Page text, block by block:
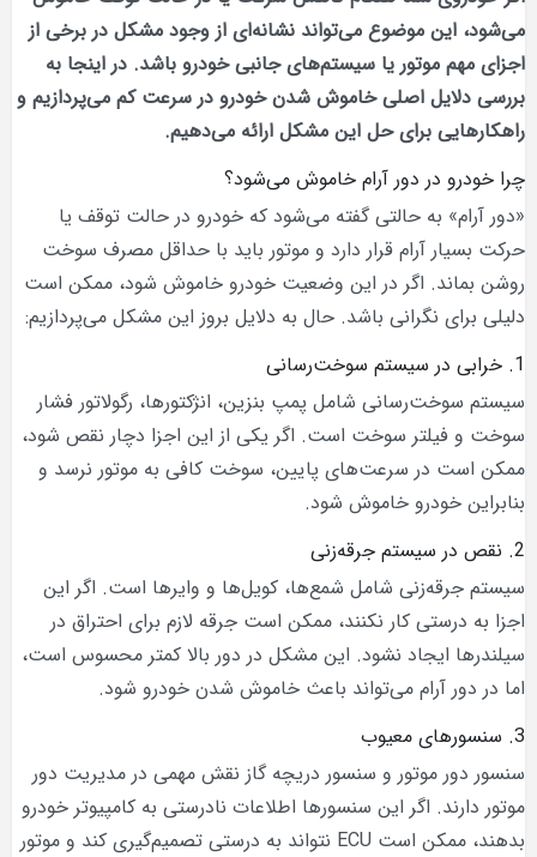
می‌شود، این موضوع می‌تواند نشانه‌ای از وجود مشکل در برخی از
اجزای مهم موتور یا سیستم‌های جانبی خودرو باشد. در اینجا به
بررسی دلایل اصلی خاموش شدن خودرو در سرعت کم می‌پردازیم و
راهکارهایی برای حل این مشکل ارائه می‌دهیم.
چرا خودرو در دور آرام خاموش می‌شود؟
«دور آرام» به حالتی گفته می‌شود که خودرو در حالت توقف یا
حرکت بسیار آرام قرار دارد و موتور باید با حداقل مصرف سوخت
روشن بماند. اگر در این وضعیت خودرو خاموش شود، ممکن است
دلیلی برای نگرانی باشد. حال به دلایل بروز این مشکل می‌پردازیم:
1. خرابی در سیستم سوخت‌رسانی
سیستم سوخت‌رسانی شامل پمپ بنزین، انژکتورها، رگولاتور فشار
سوخت و فیلتر سوخت است. اگر یکی از این اجزا دچار نقص شود،
ممکن است در سرعت‌های پایین، سوخت کافی به موتور نرسد و
بنابراین خودرو خاموش شود.
2. نقص در سیستم جرقه‌زنی
سیستم جرقه‌زنی شامل شمع‌ها، کویل‌ها و وایرها است. اگر این
اجزا به درستی کار نکنند، ممکن است جرقه لازم برای احتراق در
سیلندرها ایجاد نشود. این مشکل در دور بالا کمتر محسوس است،
اما در دور آرام می‌تواند باعث خاموش شدن خودرو شود.
3. سنسورهای معیوب
سنسور دور موتور و سنسور دریچه گاز نقش مهمی در مدیریت دور
موتور دارند. اگر این سنسورها اطلاعات نادرستی به کامپیوتر خودرو
بدهند، ممکن است ECU نتواند به درستی تصمیم‌گیری کند و موتور